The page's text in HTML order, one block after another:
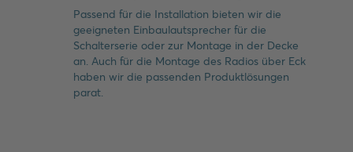
Passend für die Installation bieten wir die
geeigneten Einbaulautsprecher für die
Schalterserie oder zur Montage in der Decke
an. Auch für die Montage des Radios über Eck
haben wir die passenden Produktlösungen
parat.